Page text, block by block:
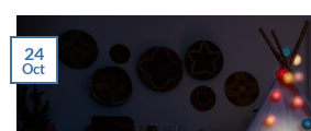
24
Oct